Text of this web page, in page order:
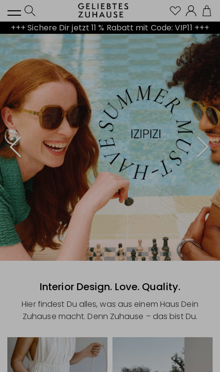
+++ Sichere Dir jetzt 11 % Rabatt mit Code: VIP11 +++
Interior Design. Love. Quality.
Hier findest Du alles, was aus einem Haus Dein
Zuhause macht. Denn Zuhause – das bist Du.